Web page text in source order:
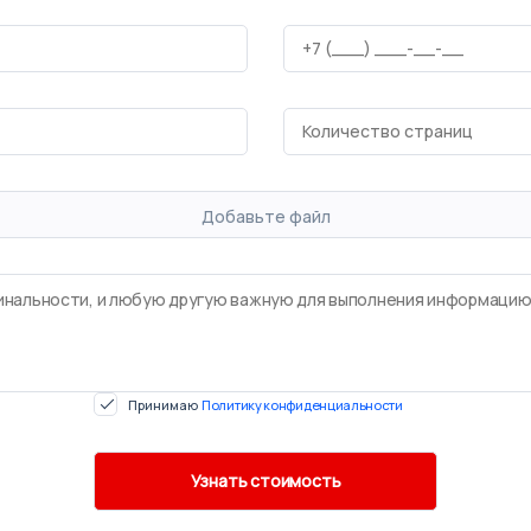
Добавьте файл
Принимаю Политику конфиденциальности